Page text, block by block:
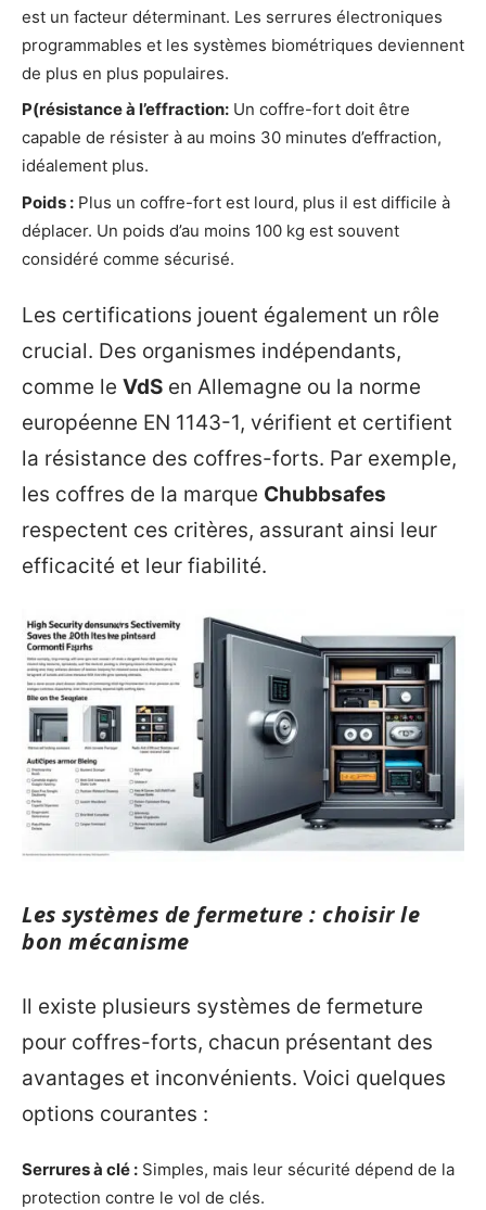
est un facteur déterminant. Les serrures électroniques
programmables et les systèmes biométriques deviennent
de plus en plus populaires.
P(résistance à l’effraction: Un coffre-fort doit être
capable de résister à au moins 30 minutes d’effraction,
idéalement plus.
Poids : Plus un coffre-fort est lourd, plus il est difficile à
déplacer. Un poids d’au moins 100 kg est souvent
considéré comme sécurisé.
Les certifications jouent également un rôle
crucial. Des organismes indépendants,
comme le VdS en Allemagne ou la norme
européenne EN 1143-1, vérifient et certifient
la résistance des coffres-forts. Par exemple,
les coffres de la marque Chubbsafes
respectent ces critères, assurant ainsi leur
efficacité et leur fiabilité.
Les systèmes de fermeture : choisir le
bon mécanisme
Il existe plusieurs systèmes de fermeture
pour coffres-forts, chacun présentant des
avantages et inconvénients. Voici quelques
options courantes :
Serrures à clé : Simples, mais leur sécurité dépend de la
protection contre le vol de clés.